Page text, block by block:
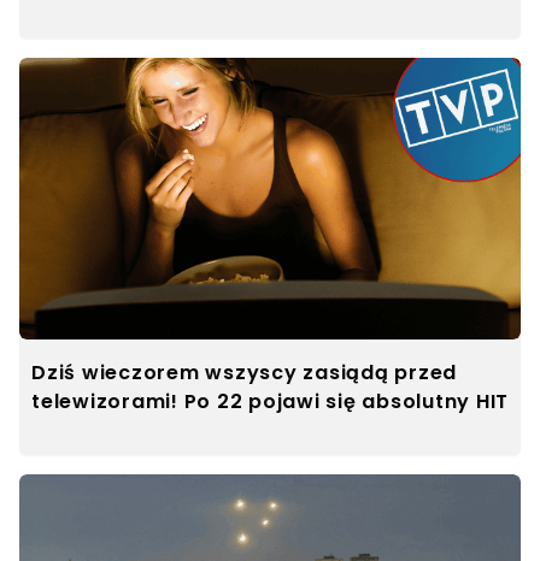
Dziś wieczorem wszyscy zasiądą przed
telewizorami! Po 22 pojawi się absolutny HIT